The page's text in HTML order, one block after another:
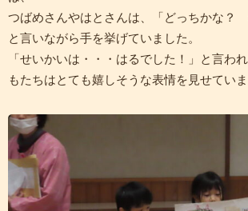
つばめさんやはとさんは、「どっちかな？
と言いながら手を挙げていました。
「せいかいは・・・はるでした！」と言わ
もたちはとても嬉しそうな表情を見せていま